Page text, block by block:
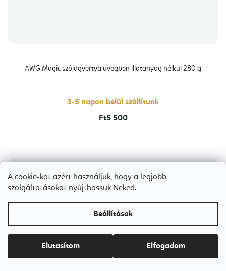
A cookie-kat azért használjuk, hogy a legjobb
szolgáltatásokat nyújthassuk Neked.
Beállítások
Elutasítom Elfogadom
AWG Magic szójagyertya üvegben illatanyag nélkül 280 g
3-5 napon belül szállítunk
Ft5 500